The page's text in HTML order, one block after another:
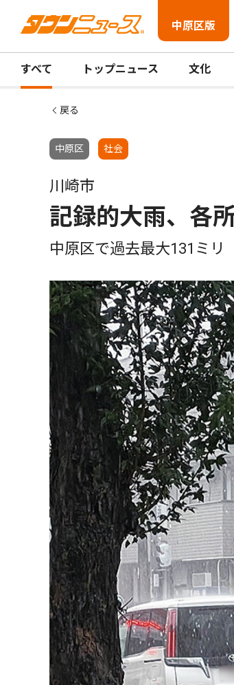
中原区版
すべて トップニュース 文化
戻る
中原区 社会
川崎市
記録的大雨、各
中原区で過去最大131ミリ